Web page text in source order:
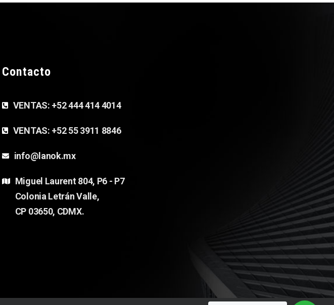
Contacto
VENTAS: +52 444 414 4014
VENTAS: +52 55 3911 8846
info@lanok.mx
Miguel Laurent 804, P6 - P7
Colonia Letrán Valle,
CP 03650, CDMX.